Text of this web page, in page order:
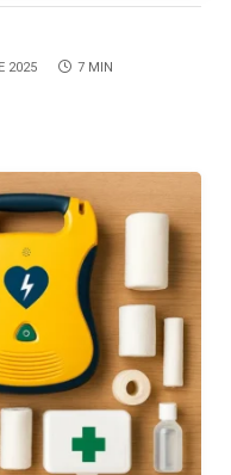
2025 7 MIN